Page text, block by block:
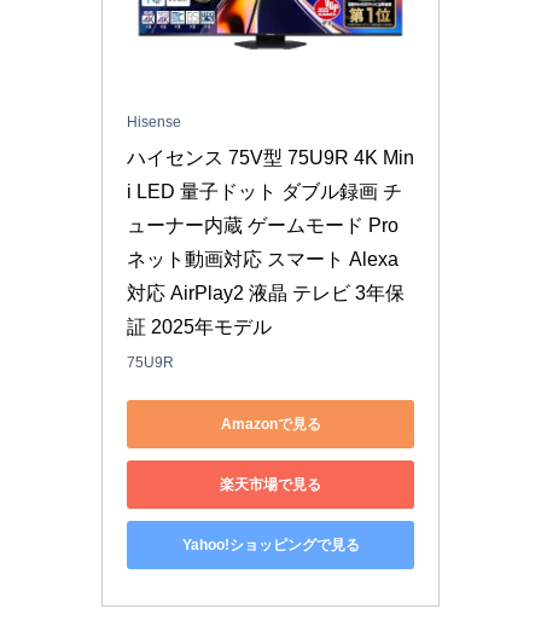
Hisense
ハイセンス 75V型 75U9R 4K Min
i LED 量子ドット ダブル録画 チ
ューナー内蔵 ゲームモード Pro
ネット動画対応 スマート Alexa
対応 AirPlay2 液晶 テレビ 3年保
証 2025年モデル
75U9R
Amazonで見る
楽天市場で見る
Yahoo!ショッピングで見る